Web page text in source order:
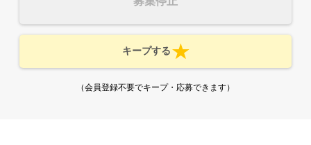
キープする
（会員登録不要でキープ・応募できます）